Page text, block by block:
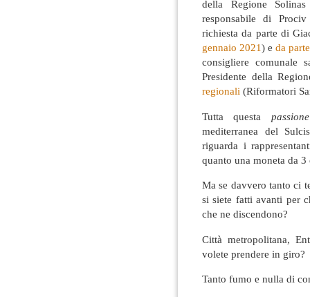
della Regione
responsabile di
richiesta da parte di
gennaio 2021) eda parte
consigliere comunale
Presidente della
regionali (Riformatori
Tutta questa passione
mediterranea del
riguarda i
quanto una moneta da
Ma se davvero tanto ci
si siete fatti avanti per
che ne discendono?
Città metropolitana,
volete prendere in giro?
Tanto fumo e nulla di